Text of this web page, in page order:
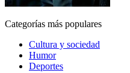
Categorías más populares
Cultura y sociedad
Humor
Deportes